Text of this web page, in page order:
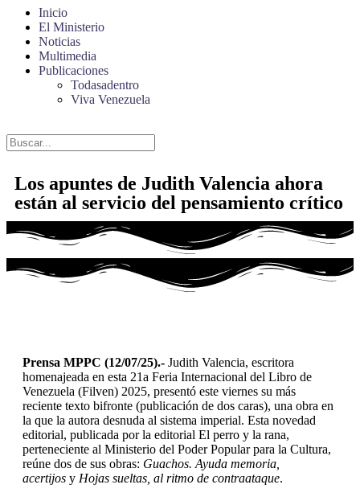
Inicio
El Ministerio
Noticias
Multimedia
Publicaciones
Todasadentro
Viva Venezuela
Los apuntes de Judith Valencia ahora
están al servicio del pensamiento crítico
Prensa MPPC (12/07/25).- Judith Valencia, escritora
homenajeada en esta 21a Feria Internacional del Libro de
Venezuela (Filven) 2025, presentó este viernes su más
reciente texto bifronte (publicación de dos caras), una obra en
la que la autora desnuda al sistema imperial. Esta novedad
editorial, publicada por la editorial El perro y la rana,
perteneciente al Ministerio del Poder Popular para la Cultura,
reúne dos de sus obras: Guachos. Ayuda memoria,
acertijos y Hojas sueltas, al ritmo de contraataque.